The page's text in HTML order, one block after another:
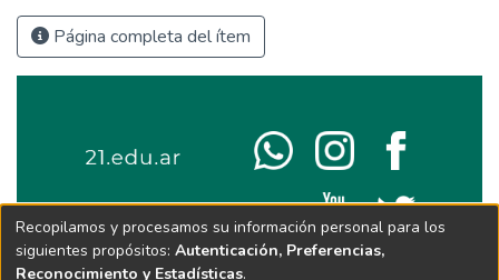
Página completa del ítem
Recopilamos y procesamos su información personal para los
siguientes propósitos: Autenticación, Preferencias,
Reconocimiento y Estadísticas.